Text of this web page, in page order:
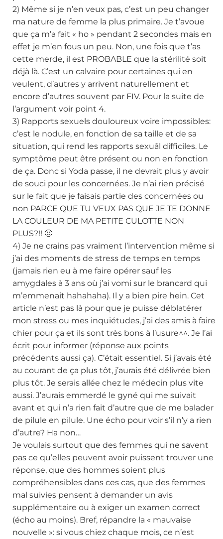
2) Même si je n’en veux pas, c’est un peu changer
ma nature de femme la plus primaire. Je t’avoue
que ça m’a fait « ho » pendant 2 secondes mais en
effet je m’en fous un peu. Non, une fois que t’as
cette merde, il est PROBABLE que la stérilité soit
déjà là. C’est un calvaire pour certaines qui en
veulent, d’autres y arrivent naturellement et
encore d’autres souvent par FIV. Pour la suite de
l’argument voir point 4.
3) Rapports sexuels douloureux voire impossibles:
c’est le nodule, en fonction de sa taille et de sa
situation, qui rend les rapports sexuâl difficiles. Le
symptôme peut être présent ou non en fonction
de ça. Donc si Yoda passe, il ne devrait plus y avoir
de souci pour les concernées. Je n’ai rien précisé
sur le fait que je faisais partie des concernées ou
non PARCE QUE TU VEUX PAS QUE JE TE DONNE
LA COULEUR DE MA PETITE CULOTTE NON
PLUS?!! 🙂
4) Je ne crains pas vraiment l’intervention même si
j’ai des moments de stress de temps en temps
(jamais rien eu à me faire opérer sauf les
amygdales à 3 ans où j’ai vomi sur le brancard qui
m’emmenait hahahaha). Il y a bien pire hein. Cet
article n’est pas là pour que je puisse déblatérer
mon stress ou mes inquiétudes, j’ai des amis à faire
chier pour ça et ils sont très bons à l’usure^^. Je l’ai
écrit pour informer (réponse aux points
précédents aussi ça). C’était essentiel. Si j’avais été
au courant de ça plus tôt, j’aurais été délivrée bien
plus tôt. Je serais allée chez le médecin plus vite
aussi. J’aurais emmerdé le gyné qui me suivait
avant et qui n’a rien fait d’autre que de me balader
de pilule en pilule. Une écho pour voir s’il n’y a rien
d’autre? Ha non…
Je voulais surtout que des femmes qui ne savent
pas ce qu’elles peuvent avoir puissent trouver une
réponse, que des hommes soient plus
compréhensibles dans ces cas, que des femmes
mal suivies pensent à demander un avis
supplémentaire ou à exiger un examen correct
(écho au moins). Bref, répandre la « mauvaise
nouvelle »: si vous chiez chaque mois, ce n’est